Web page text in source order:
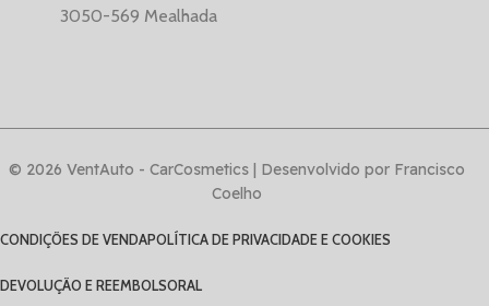
3050-569 Mealhada
© 2026 VentAuto - CarCosmetics | Desenvolvido por Francisco
Coelho
CONDIÇÕES DE VENDAPOLÍTICA DE PRIVACIDADE E COOKIES
DEVOLUÇÃO E REEMBOLSORAL